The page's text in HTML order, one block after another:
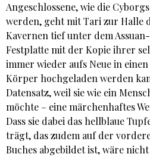
Angeschlossene, wie die
werden, geht mit Tari zur Halle
Kavernen tief unter dem
Festplatte mit der Kopie ihrer
immer wieder aufs Neue in
Körper hochgeladen werden
Datensatz, weil sie wie ein
möchte – eine märchenhaftes
Dass sie dabei das hellblaue
trägt, das zudem auf der
Buches abgebildet ist, wäre